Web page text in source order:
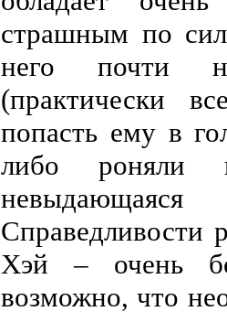
страшным по
него почти
(практически
попасть ему в
либо роняли
Справедливости
Хэй – очень
возможно, что